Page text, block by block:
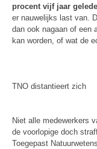
procent vijf jaar
er nauwelijks last van.
dan ook nagaan of een
kan worden, of wat de
TNO distantieert zich
Niet alle medewerkers
de voorlopige doch
Toegepast